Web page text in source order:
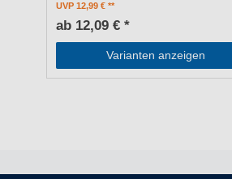
UVP 12,99 €
ab 12,09 € *
Varianten anzeigen